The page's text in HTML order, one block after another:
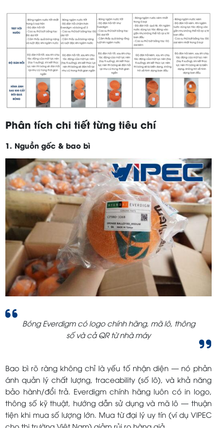
Phân tích chi tiết từng tiêu chí
1. Nguồn gốc & bao bì
Bóng Everdigm có logo chính hãng, mã lô, thông
số và cả QR từ nhà máy
Bao bì rõ ràng không chỉ là yếu tố nhận diện — nó phản
ánh quản lý chất lượng, traceability (số lô), và khả năng
bảo hành/đổi trả. Everdigm chính hãng luôn có in logo,
thông số kỹ thuật, hướng dẫn sử dụng và mã lô — thuận
tiện khi mua số lượng lớn. Mua từ đại lý uy tín (ví dụ VIPEC
cho thị trường Việt Nam) giảm rủi ro hàng giả.